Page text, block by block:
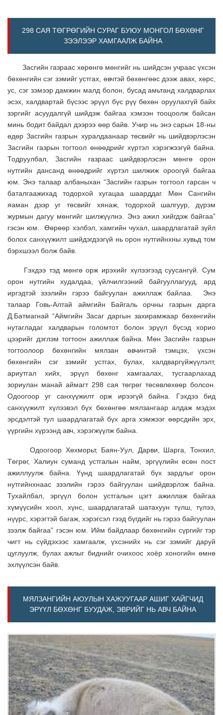
298 САЯ ТӨГРӨГИЙН СУРАГ БУЮУ МОНГОЛ БӨХӨНГ
ЗЭЭЛЭЭР ХАМГААЛЖ БАЙНА
Засгийн газраас хөрөнгө мөнгийг нь шийдсэн учраас үхсэн
бөхөнгийн сэг зэмийг устгах, өвчтэй бөхөнгөөс дээж авах, хөрс,
ус, сэг зэмээр дамжин малд болон, бусад амьтанд халдварлах
эсэх, халдвартай бүсээс эрүүл бүс рүү бөхөн оруулахгүй байх
зэргийг асуудалгүй шийдэж байгаа хэмээн тооцоолж байсан
минь бодит байдал дээрээ өөр байв. Учир нь энэ сарын 18-ны
өдөр Засгийн газрын хуралдаанаар төсвийг нь шийдвэрлэсэн
Засгийн газрын тогтоол өнөөдрийг хүртэл хэрэгжээгүй байна.
Тодруулбал, Засгийн газраас шийдвэрлэсэн мөнгө орон
нутгийн дансанд өнөөдрийг хүртэл шилжиж ороогүй байгаа
юм. Энэ талаар албаныхан “Засгийн газрын тогтоол гарсан ч
баталгаажихад тодорхой хугацаа шаарддаг. Мөн Сангийн
яаман дээр уг төсвийг хянаж, тодорхой шалгуур, дүрэм
журмын дагуу мөнгийг шилжүүлнэ. Энэ ажил хийгдэж байгаа”
гэсэн юм. Өөрөөр хэлбэл, хамгийн чухал, шаардлагатай зүйл
болох санхүүжилт шийдэгдээгүй нь орон нутгийнхны хувьд том
бэрхшээл болж байв.
Гэхдээ тэд мөнгө орж ирэхийг хүлээгээд суусангүй. Сум
орон нутгийн худалдаа, үйлчилгээний байгууллагууд, ард
иргэдтэй зээлийн гэрээ байгуулан ажиллаж байлаа. Энэ
талаар Говь-Алтай аймгийн Байгаль орчны газрын дарга
Д.Батмагнай “Аймгийн Засаг даргын захирамжаар бөхөнгийн
нутагладаг халдварын голомтот болон эрүүл бүсэд хорио
цээрийг дэглэм тогтоон ажиллаж байна. Мөн Засгийн газрын
тогтоолоор бөхөнгийн мялзан өвчинтэй тэмцэх, үхсэн
бөхөнгийн сэг зэмийг устгах, булах, халдваргүйжүүлэлт,
ариутгал хийх, эрүүл бөхөнг хамгаалах, тусгаарлахад
зориулан манай аймагт 298 сая төгрөг төсөвлөхөөр болсон.
Одоогоор уг санхүүжилт орж ирээгүй байна. Гэхдээ бид
санхүүжилт хүлээвэл бүх бөхөнгөө мялзангаар алдаж мэдэх
эрсдэлтэй тул шаардлагатай бүх арга хэмжээг өөрсдийн эрх,
үүргийн хүрээнд авч, хэрэгжүүлж байна.
Одоогоор Хөхморьт, Баян-Уул, Дарви, Шарга, Тонхил,
Төгрөг, Халиун суманд устгалын найм, эргүүлийн есөн пост
ажиллуулж байна. Үүнд шаардлагатай бүх зардлыг орон
нутгийнхнаас зээлийн гэрээ байгуулан шийдвэрлэж байна.
Тухайлбал, эргүүл болон устгалын цэгт ажиллаж байгаа
хүмүүсийн хоол, хүнс, шаардлагатай шатахуун түлш, түлээ,
нүүрс, хэрэгтэй багаж, хэрэгсэл гээд бүгдийг нь гэрээ байгуулан
зээлж байгаа” гэсэн юм. Ийм байдлаар бөхөнгийн сүргийг тэр
чигт нь сүйдэхээс хамгаалж, үхсэнийх нь сэг зэмийг даруй
цуглуулж, булах ажлыг биднийг очихоос хоёр хоногийн өмнө
эхлүүлсэн байв.
МЯЛЗАНГИЙН АЮУЛЫН ХАЖУУГААР АШИГ ХАЙГЧИД
ЭРҮҮЛ БӨХӨНГ БУУДАЖ, ЭВРИЙГ НЬ АВЧ БАЙНА